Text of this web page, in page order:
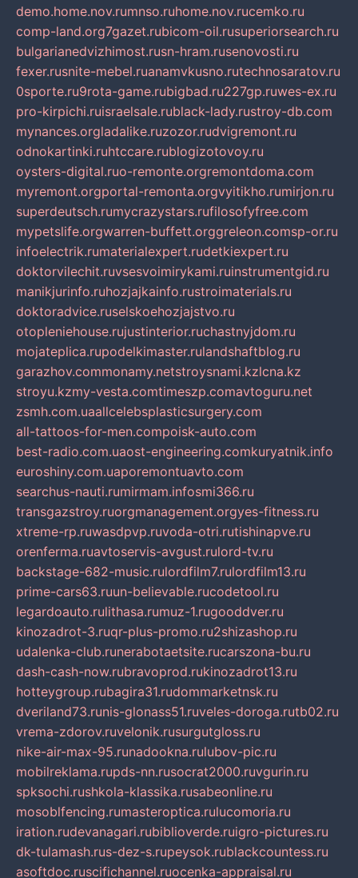
demo.home.nov.rumnso.ruhome.nov.rucemko.ru
comp-land.org7gazet.rubicom-oil.rusuperiorsearch.ru
bulgarianedvizhimost.rusn-hram.rusenovosti.ru
fexer.rusnite-mebel.ruanamvkusno.rutechnosaratov.ru
0sporte.ru9rota-game.rubigbad.ru227gp.ruwes-ex.ru
pro-kirpichi.ruisraelsale.rublack-lady.rustroy-db.com
mynances.orgladalike.ruzozor.rudvigremont.ru
odnokartinki.ruhtccare.rublogizotovoy.ru
oysters-digital.ruo-remonte.orgremontdoma.com
myremont.orgportal-remonta.orgvyitikho.rumirjon.ru
superdeutsch.rumycrazystars.rufilosofyfree.com
mypetslife.orgwarren-buffett.orggreleon.comsp-or.ru
infoelectrik.rumaterialexpert.rudetkiexpert.ru
doktorvilechit.ruvsesvoimirykami.ruinstrumentgid.ru
manikjurinfo.ruhozjajkainfo.rustroimaterials.ru
doktoradvice.ruselskoehozjajstvo.ru
otopleniehouse.rujustinterior.ruchastnyjdom.ru
mojateplica.rupodelkimaster.rulandshaftblog.ru
garazhov.commonamy.netstroysnami.kzlcna.kz
stroyu.kzmy-vesta.comtimeszp.comavtoguru.net
zsmh.com.uaallcelebsplasticsurgery.com
all-tattoos-for-men.compoisk-auto.com
best-radio.com.uaost-engineering.comkuryatnik.info
euroshiny.com.uaporemontuavto.com
searchus-nauti.rumirmam.infosmi366.ru
transgazstroy.ruorgmanagement.orgyes-fitness.ru
xtreme-rp.ruwasdpvp.ruvoda-otri.rutishinapve.ru
orenferma.ruavtoservis-avgust.rulord-tv.ru
backstage-682-music.rulordfilm7.rulordfilm13.ru
prime-cars63.ruun-believable.rucodetool.ru
legardoauto.rulithasa.rumuz-1.rugooddver.ru
kinozadrot-3.ruqr-plus-promo.ru2shizashop.ru
udalenka-club.runerabotaetsite.rucarszona-bu.ru
dash-cash-now.rubravoprod.rukinozadrot13.ru
hotteygroup.rubagira31.rudommarketnsk.ru
dveriland73.runis-glonass51.ruveles-doroga.rutb02.ru
vrema-zdorov.ruvelonik.rusurgutgloss.ru
nike-air-max-95.runadookna.rulubov-pic.ru
mobilreklama.rupds-nn.rusocrat2000.ruvgurin.ru
spksochi.rushkola-klassika.rusabeonline.ru
mosoblfencing.rumasteroptica.rulucomoria.ru
iration.rudevanagari.rubiblioverde.ruigro-pictures.ru
dk-tulamash.rus-dez-s.rupeysok.rublackcountess.ru
asoftdoc.ruscifichannel.ruocenka-appraisal.ru